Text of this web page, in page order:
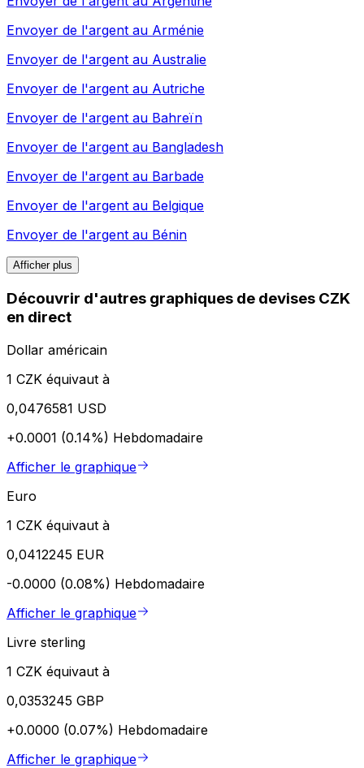
Envoyer de l'argent au Arménie
Envoyer de l'argent au Australie
Envoyer de l'argent au Autriche
Envoyer de l'argent au Bahreïn
Envoyer de l'argent au Bangladesh
Envoyer de l'argent au Barbade
Envoyer de l'argent au Belgique
Envoyer de l'argent au Bénin
Afficher plus
Découvrir d'autres graphiques de devises CZK
en direct
Dollar américain
1 CZK équivaut à
0,0476581 USD
+0.0001 (0.14%) Hebdomadaire
Afficher le graphique
Euro
1 CZK équivaut à
0,0412245 EUR
-0.0000 (0.08%) Hebdomadaire
Afficher le graphique
Livre sterling
1 CZK équivaut à
0,0353245 GBP
+0.0000 (0.07%) Hebdomadaire
Afficher le graphique